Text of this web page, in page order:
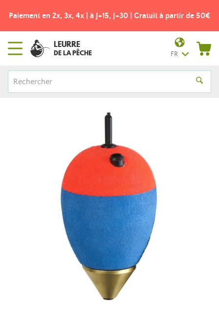
Paiement en 2x, 3x, 4x | à J+15, J+30 | Gratuit à partir de 50€
LEURRE
DE LA PÊCHE FR